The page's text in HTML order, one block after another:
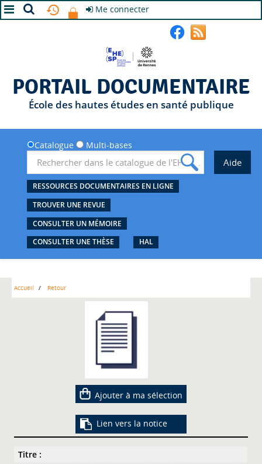
Me connecter
PORTAIL DOCUMENTAIRE
École des hautes études en santé publique
Catalogue Multi-bases
RESSOURCES DOCUMENTAIRES EN LIGNE
TROUVER UNE REVUE
CONSULTER UN MÉMOIRE
CONSULTER UNE THÈSE
HAL
Accueil Retour
Ajouter à ma sélection
Lien vers la notice
Titre :